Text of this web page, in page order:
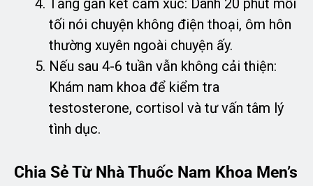
Tăng gắn kết cảm xúc: Dành 20 phút mỗi
tối nói chuyện không điện thoại, ôm hôn
thường xuyên ngoài chuyện ấy.
Nếu sau 4-6 tuần vẫn không cải thiện:
Khám nam khoa để kiểm tra
testosterone, cortisol và tư vấn tâm lý
tình dục.
Chia Sẻ Từ Nhà Thuốc Nam Khoa Men’s